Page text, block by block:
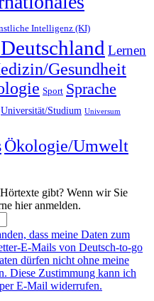
Intelligenz (KI)
Lernen
Gesundheit
Sport Sprache
Universität/Studium Universum
Ökologie/Umwelt
gibt? Wenn wir Sie
hier anmelden.
dass meine Daten zum
E-Mails von Deutsch-to-go
dürfen nicht ohne meine
Diese Zustimmung kann ich
E-Mail widerrufen.